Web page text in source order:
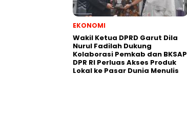
EKONOMI
Wakil Ketua DPRD Garut Dila
Nurul Fadilah Dukung
Kolaborasi Pemkab dan BKSAP
DPR RI Perluas Akses Produk
Lokal ke Pasar Dunia Menulis